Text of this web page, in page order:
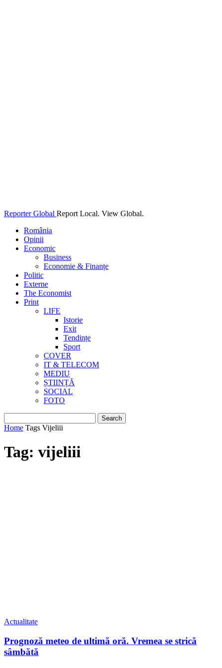
Reporter Global Report Local. View Global.
România
Opinii
Economic
Business
Economie & Finanțe
Politic
Externe
The Economist
Print
LIFE
Istorie
Exit
Tendințe
Sport
COVER
IT & TELECOM
MEDIU
ȘTIINȚĂ
SOCIAL
FOTO
Home Tags Vijeliii
Tag: vijeliii
Actualitate
Prognoză meteo de ultimă oră. Vremea se strică
sâmbătă